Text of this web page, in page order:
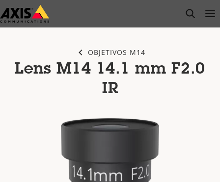
Saltar
al
open
OBJETIVOS M14
Lens M14 14.1 mm F2.0
IR